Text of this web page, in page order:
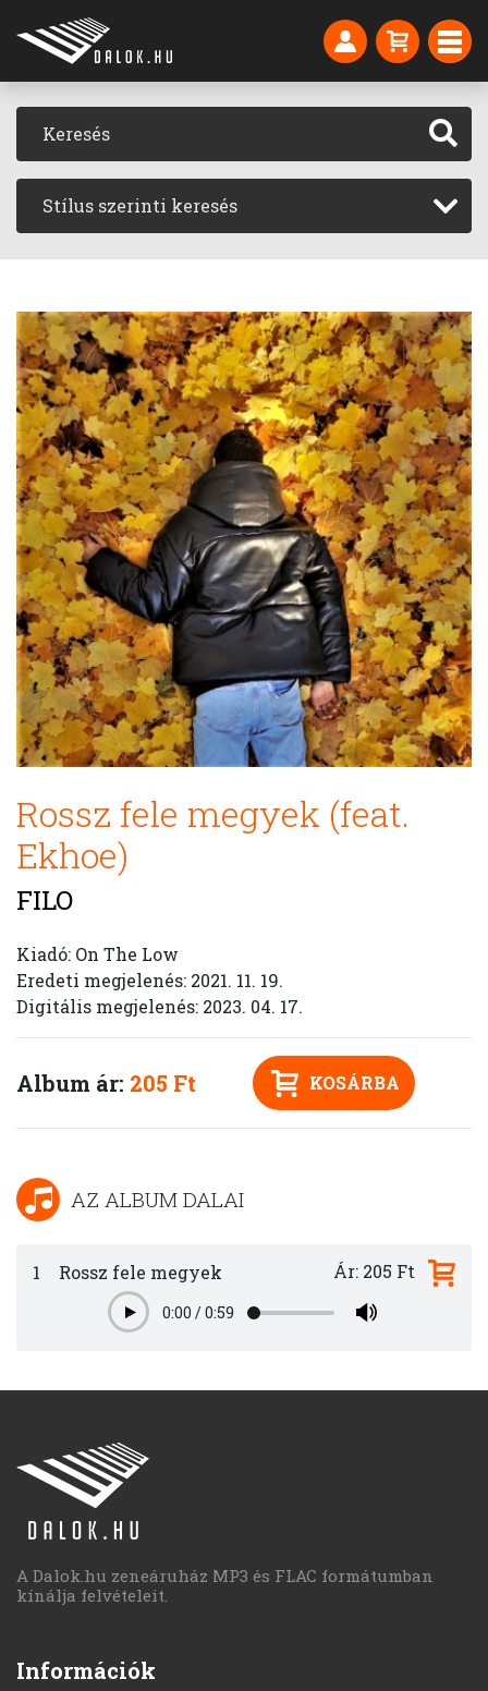
Stílus szerinti keresés
Rossz fele megyek (feat.
Ekhoe)
FILO
Kiadó: On The Low
Eredeti megjelenés: 2021. 11. 19.
Digitális megjelenés: 2023. 04. 17.
Album ár: 205 Ft KOSÁRBA
AZ ALBUM DALAI
1 Rossz fele megyek
Play0:00 /0:59
Ár: 205 Ft
A Dalok.hu zeneáruház MP3 és FLAC formátumban
kínálja felvételeit.
Információk